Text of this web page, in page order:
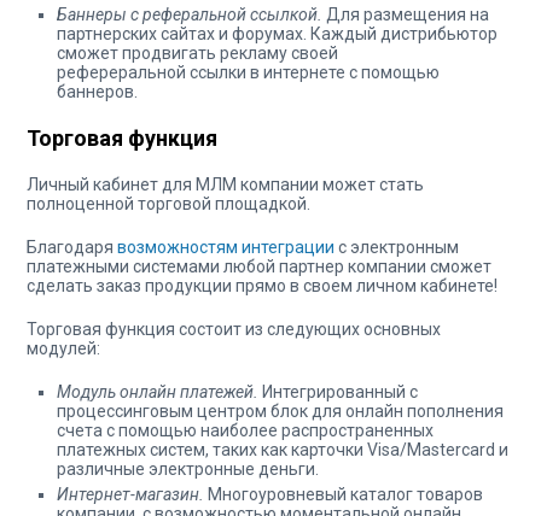
Баннеры с реферальной ссылкой. Для размещения на
партнерских сайтах и форумах. Каждый дистрибьютор
сможет продвигать рекламу своей
рефереральной ссылки в интернете с помощью
баннеров.
Торговая функция
Личный кабинет для МЛМ компании может стать
полноценной торговой площадкой.
Благодарявозможностям интеграции с электронным
платежными системами любой партнер компании сможет
сделать заказ продукции прямо в своем личном кабинете!
Торговая функция состоит из следующих основных
модулей:
Модуль онлайн платежей. Интегрированный с
процессинговым центром блок для онлайн пополнения
счета с помощью наиболее распространенных
платежных систем, таких как карточки Visa/Mastercard и
различные электронные деньги.
Интернет-магазин. Многоуровневый каталог товаров